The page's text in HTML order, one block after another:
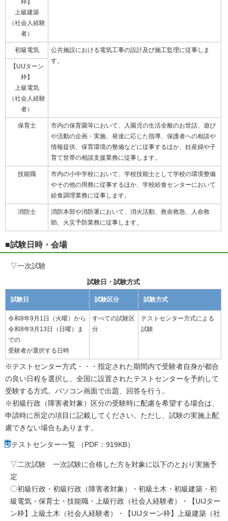
枠】
上級建築
（社会人経験
者）
初級電気
公共施設における電気工事の設計及び施工監理に従事しま
す。
【UIJターン
枠】
上級電気
（社会人経験
者）
保育士
市内の保育園等において、入園児の生活全般のお世話、遊び
や活動の企画・実施、発達に応じた指導、保護者への相談や
情報提供、保育環境の整備などに従事するほか、妊産婦や子
育て世帯の相談支援業務に従事します。
技能職
市内の小中学校において、学校技能士として学校の環境整備
やその他の用務に従事するほか、学校給食センターにおいて
給食調理業務に従事します。
消防士
消防本部や消防署において、消火活動、救命救急、人命救
助、火災予防業務に従事します。
■試験日時・会場
▽一次試験
試験日・試験方式
試験日 試験区分 試験方式
令和8年9月1日（火曜）から
令和8年9月13日（日曜）ま
での
受験者が選択する日時
すべての試験区
分
テストセンター方式による
試験
※テストセンター方式・・・指定された期間内で受験者自身が都合
の良い日程を選択し、全国に設置されたテストセンターを予約して
受験する方式。パソコン画面で出題、回答を行う。
※初級行政（障害者対象）区分の受験時に配慮を希望する場合は、
申請時に所定の項目に記載してください。ただし、試験の実施上配
慮できない場合もあります。
テストセンター一覧 （PDF：919KB）
▽二次試験 一次試験に合格した方を対象に以下のとおり実施予
定
〇初級行政・初級行政（障害者対象）・初級土木・初級建築・初
級電気・保育士・技能職・上級行政（社会人経験者）・【UIJター
ン枠】上級土木（社会人経験者）・【UIJターン枠】上級建築（社